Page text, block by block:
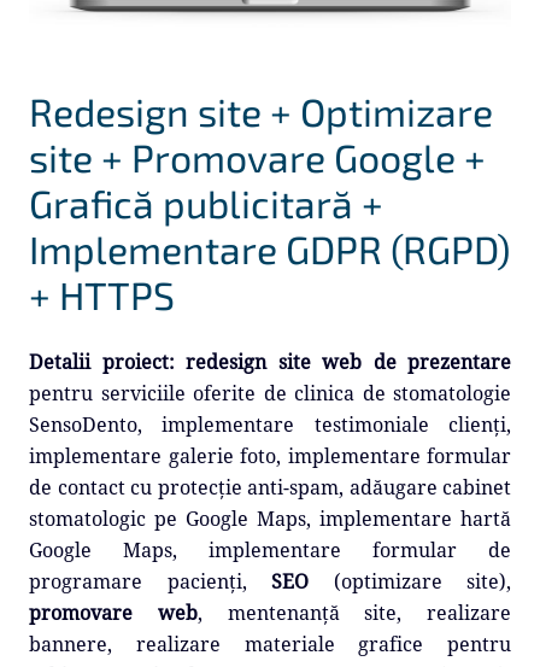
Redesign site + Optimizare
site + Promovare Google +
Grafică publicitară +
Implementare GDPR (RGPD)
+ HTTPS
Detalii proiect: redesign site web de prezentare
pentru serviciile oferite de clinica de stomatologie
SensoDento, implementare testimoniale clienți,
implementare galerie foto, implementare formular
de contact cu protecție anti-spam, adăugare cabinet
stomatologic pe Google Maps, implementare hartă
Google Maps, implementare formular de
programare pacienți, SEO (optimizare site),
promovare web, mentenanță site, realizare
bannere, realizare materiale grafice pentru